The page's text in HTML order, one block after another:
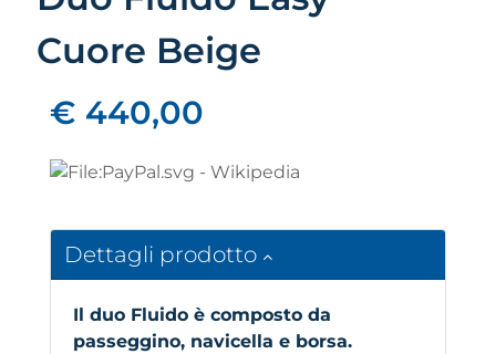
Cuore Beige
€ 440,00
Dettagli prodotto
Il duo Fluido è composto da
passeggino, navicella e borsa.